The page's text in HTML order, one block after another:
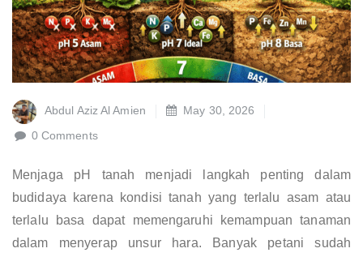
Abdul Aziz Al Amien
May 30, 2026
0 Comments
Menjaga pH tanah menjadi langkah penting dalam
budidaya karena kondisi tanah yang terlalu asam atau
terlalu basa dapat memengaruhi kemampuan tanaman
dalam menyerap unsur hara. Banyak petani sudah